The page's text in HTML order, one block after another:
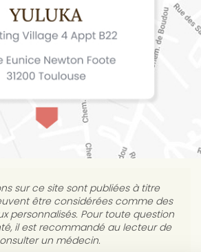
sur ce site sont publiées à titre
être considérées comme des
personnalisés. Pour toute question